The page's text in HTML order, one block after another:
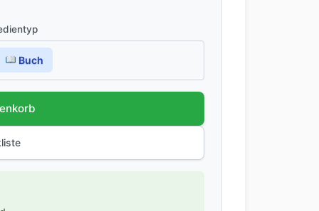
Buch